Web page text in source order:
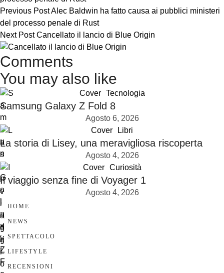
Previous PostAlec Baldwin ha fatto causa ai pubblici ministeri
del processo penale di Rust
Next Post Cancellato il lancio di Blue Origin
Comments
You may also like
Cover Tecnologia
Samsung Galaxy Z Fold 8
Agosto 6, 2026
Cover
Libri
La storia di Lisey, una meravigliosa riscoperta
Agosto 4, 2026
Cover
Curiosità
Il viaggio senza fine di Voyager 1
Agosto 4, 2026
HOME
NEWS
SPETTACOLO
LIFESTYLE
RECENSIONI